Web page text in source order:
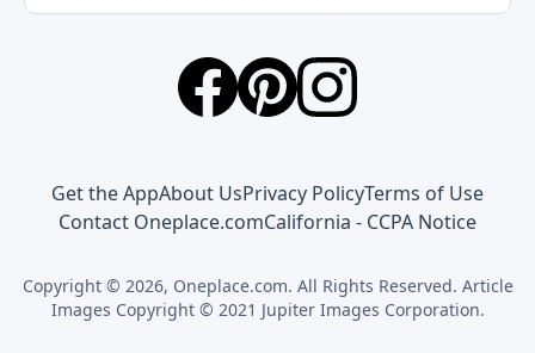
Get the AppAbout UsPrivacy PolicyTerms of Use
Contact Oneplace.comCalifornia - CCPA Notice
Copyright © 2026, Oneplace.com. All Rights Reserved. Article
Images Copyright © 2021 Jupiter Images Corporation.